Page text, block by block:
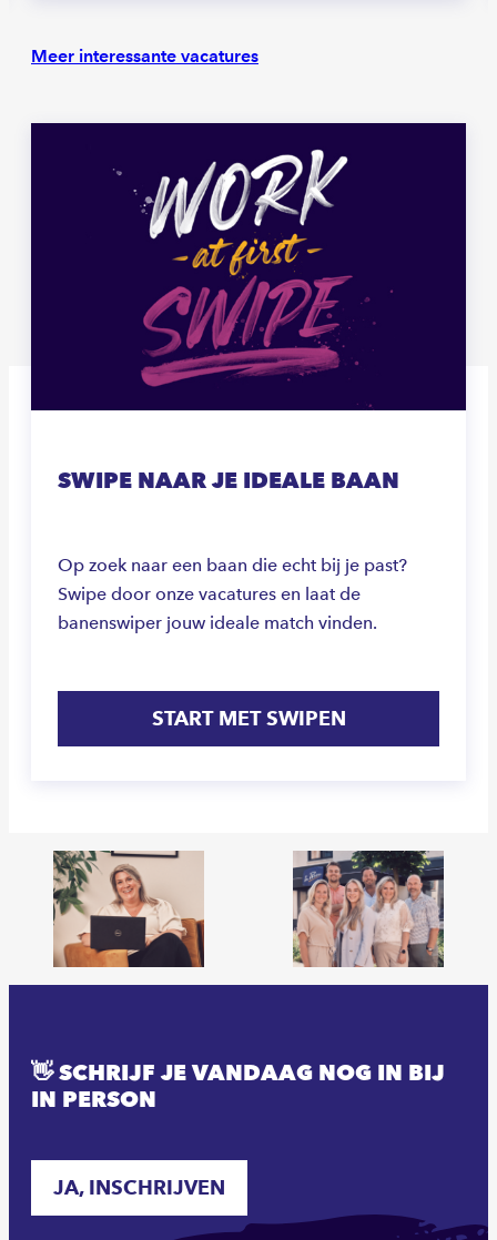
Meer interessante vacatures
SWIPE NAAR JE IDEALE BAAN
Op zoek naar een baan die echt bij je past?
Swipe door onze vacatures en laat de
banenswiper jouw ideale match vinden.
START MET SWIPEN
👋 SCHRIJF JE VANDAAG NOG IN BIJ
IN PERSON
JA, INSCHRIJVEN